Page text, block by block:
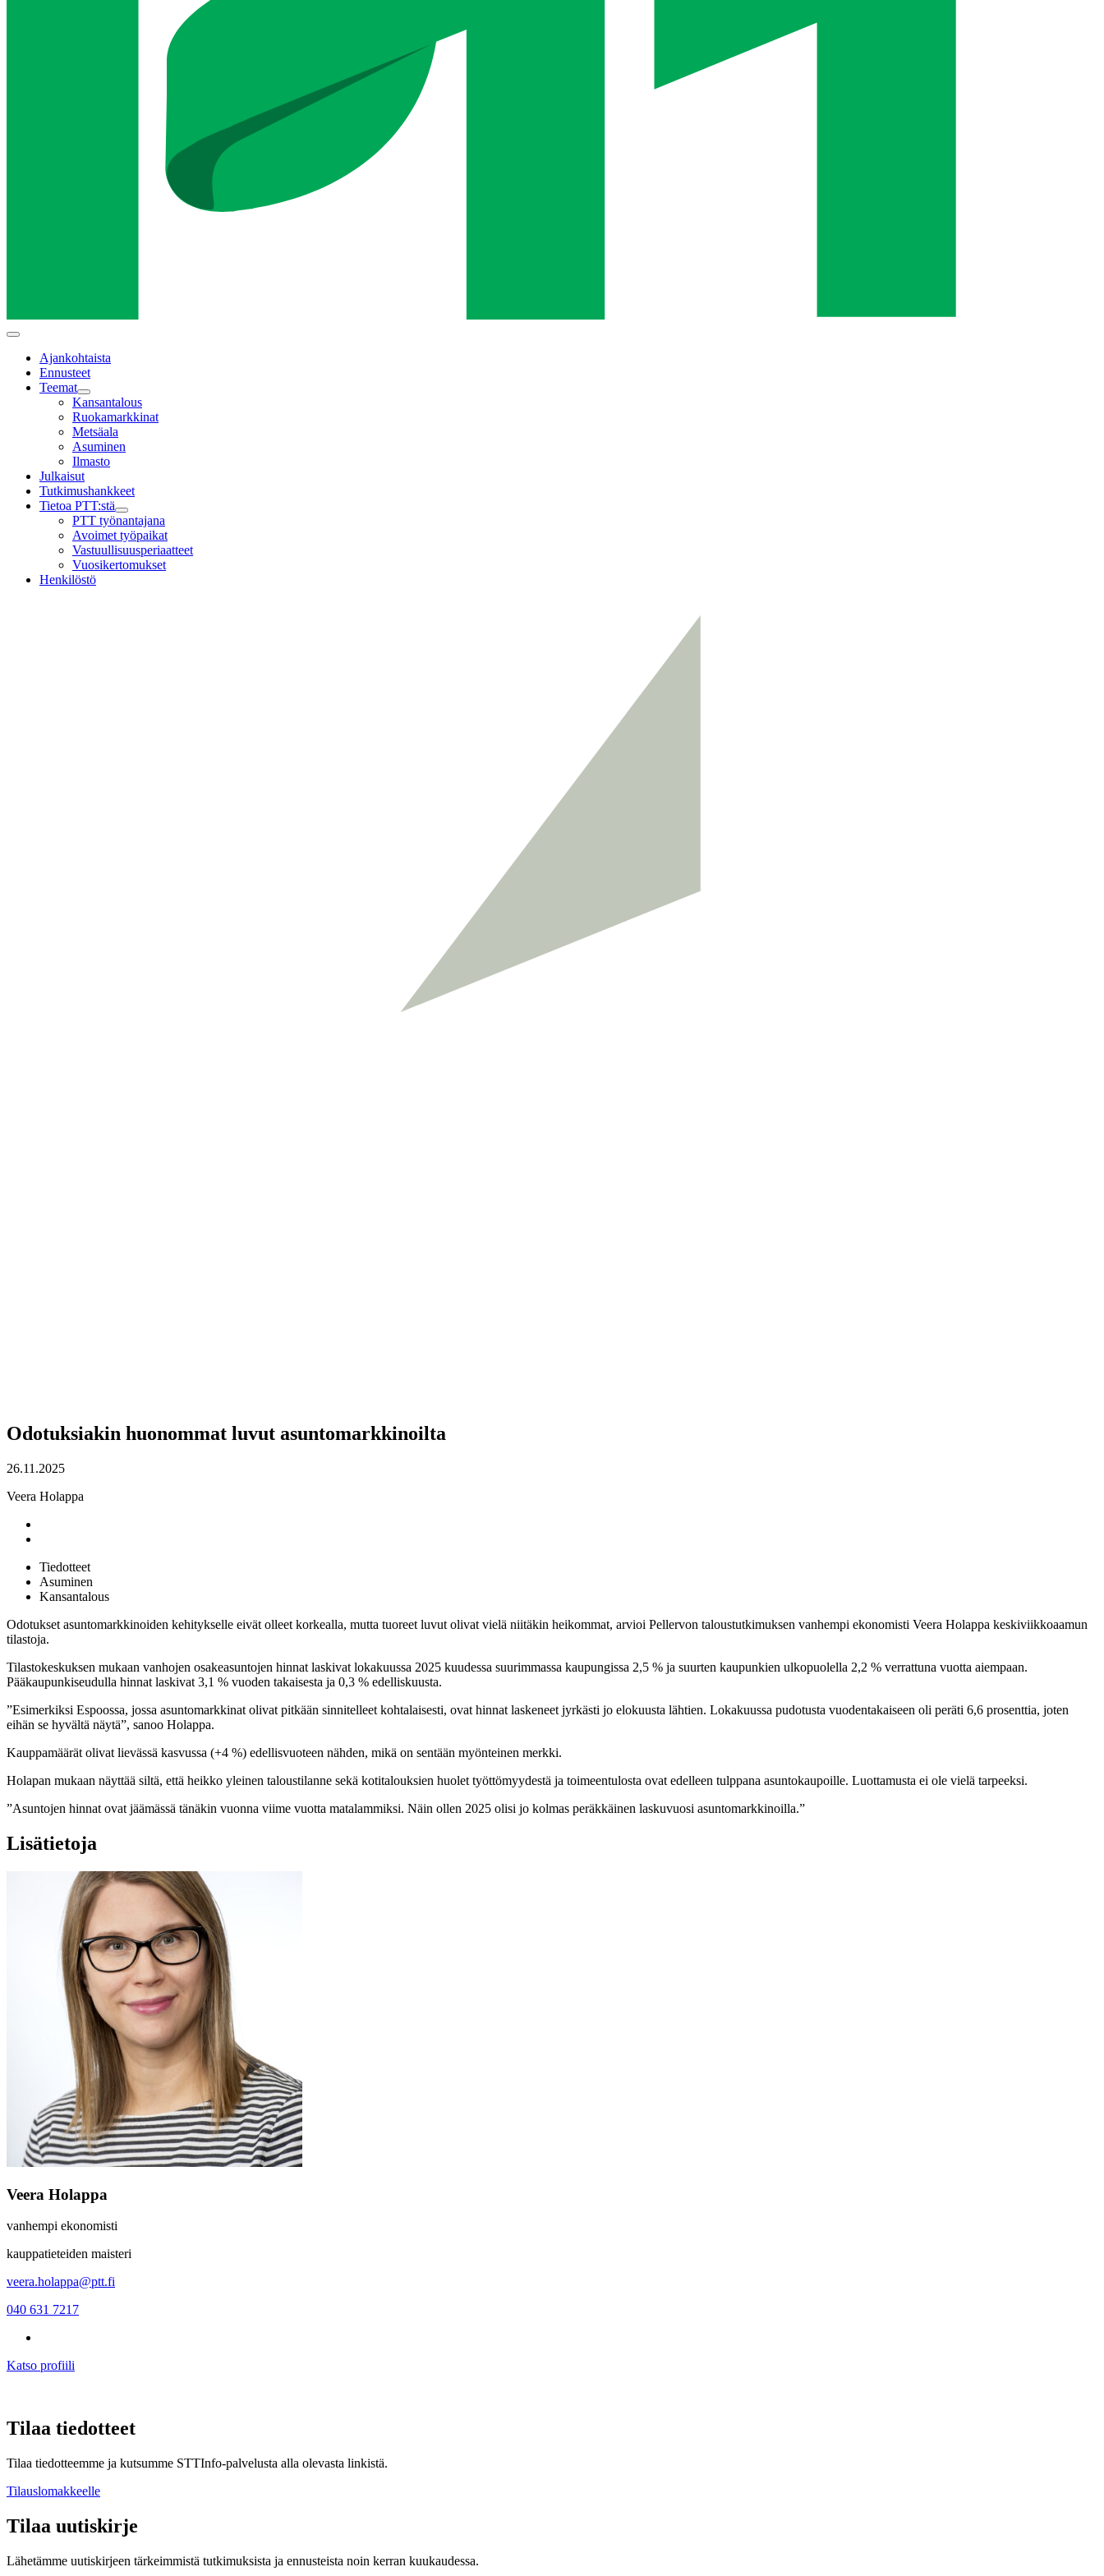
Main
Ajankohtaista
Ennusteet
Teemat
Child
menu
Kansantalous
Ruokamarkkinat
Metsäala
Asuminen
Ilmasto
Julkaisut
Tutkimushankkeet
Tietoa PTT:stä
Child
menu
PTT työnantajana
Avoimet työpaikat
Vastuullisuusperiaatteet
Vuosikertomukset
Henkilöstö
Odotuksiakin huonommat luvut asuntomarkkinoilta
26.11.2025
Veera Holappa
Tiedotteet
Asuminen
Kansantalous
Odotukset asuntomarkkinoiden kehitykselle eivät olleet korkealla, mutta tuoreet luvut olivat vielä niitäkin heikommat, arvioi Pellervon taloustutkimuksen vanhempi ekonomisti Veera Holappa keskiviikkoaamun
tilastoja.
Tilastokeskuksen mukaan vanhojen osakeasuntojen hinnat laskivat lokakuussa 2025 kuudessa suurimmassa kaupungissa 2,5 % ja suurten kaupunkien ulkopuolella 2,2 % verrattuna vuotta aiempaan.
Pääkaupunkiseudulla hinnat laskivat 3,1 % vuoden takaisesta ja 0,3 % edelliskuusta.
”Esimerkiksi Espoossa, jossa asuntomarkkinat olivat pitkään sinnitelleet kohtalaisesti, ovat hinnat laskeneet jyrkästi jo elokuusta lähtien. Lokakuussa pudotusta vuodentakaiseen oli peräti 6,6 prosenttia, joten
eihän se hyvältä näytä”, sanoo Holappa.
Kauppamäärät olivat lievässä kasvussa (+4 %) edellisvuoteen nähden, mikä on sentään myönteinen merkki.
Holapan mukaan näyttää siltä, että heikko yleinen taloustilanne sekä kotitalouksien huolet työttömyydestä ja toimeentulosta ovat edelleen tulppana asuntokaupoille. Luottamusta ei ole vielä tarpeeksi.
”Asuntojen hinnat ovat jäämässä tänäkin vuonna viime vuotta matalammiksi. Näin ollen 2025 olisi jo kolmas peräkkäinen laskuvuosi asuntomarkkinoilla.”
Lisätietoja
Veera Holappa
vanhempi ekonomisti
kauppatieteiden maisteri
veera.holappa@ptt.fi
040 631 7217
Katso profiili
Tilaa tiedotteet
Tilaa tiedotteemme ja kutsumme STTInfo-palvelusta alla olevasta linkistä.
Tilauslomakkeelle
Tilaa uutiskirje
Lähetämme uutiskirjeen tärkeimmistä tutkimuksista ja ennusteista noin kerran kuukaudessa.